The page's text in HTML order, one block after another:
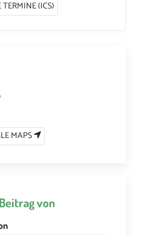
TERMINE (ICS)
MAPS
von